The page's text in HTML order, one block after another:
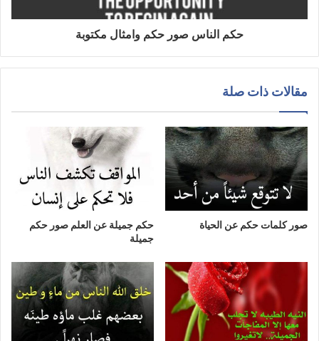
حكم الناس صور حكم وامثال مكتوبة
مقالات ذات صلة
صور كلمات حكم عن الحياة
حكم جميلة عن العلم صور حكم
جميلة